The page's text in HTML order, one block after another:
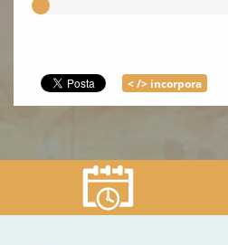
< /> incorpora